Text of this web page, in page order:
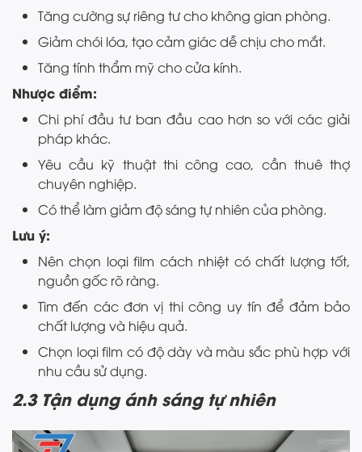
Tăng cường sự riêng tư cho không gian phòng.
Giảm chói lóa, tạo cảm giác dễ chịu cho mắt.
Tăng tính thẩm mỹ cho cửa kính.
Nhược điểm:
Chi phí đầu tư ban đầu cao hơn so với các giải
pháp khác.
Yêu cầu kỹ thuật thi công cao, cần thuê thợ
chuyên nghiệp.
Có thể làm giảm độ sáng tự nhiên của phòng.
Lưu ý:
Nên chọn loại film cách nhiệt có chất lượng tốt,
nguồn gốc rõ ràng.
Tìm đến các đơn vị thi công uy tín để đảm bảo
chất lượng và hiệu quả.
Chọn loại film có độ dày và màu sắc phù hợp với
nhu cầu sử dụng.
2.3 Tận dụng ánh sáng tự nhiên